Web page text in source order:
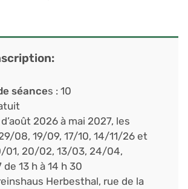
séances : 10
d’août 2026 à mai 2027, les
08, 19/09, 17/10, 14/11/26 et
01, 20/02, 13/03, 24/04,
13 h à 14 h 30
Herbesthal, rue de la